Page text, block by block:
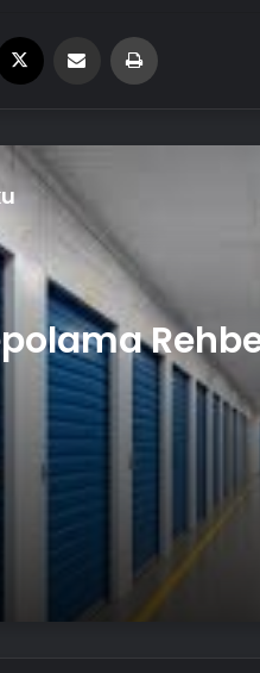
Email'den paylaş